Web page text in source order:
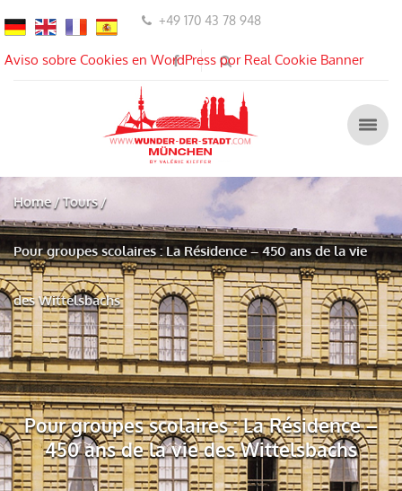
+49 170 43 78 948
Home Tours
Pour groupes scolaires : La Résidence – 450 ans de la vie
des Wittelsbachs
Pour groupes scolaires : La Résidence –
450 ans de la vie des Wittelsbachs
Aviso sobre Cookies en WordPress por Real Cookie Banner